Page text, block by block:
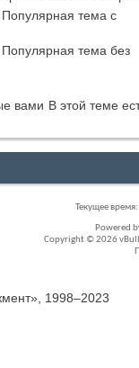
Популярная тема с
Популярная тема без
В этой теме
Текущее время:
Powered
Copyright © 2026
1998–2023